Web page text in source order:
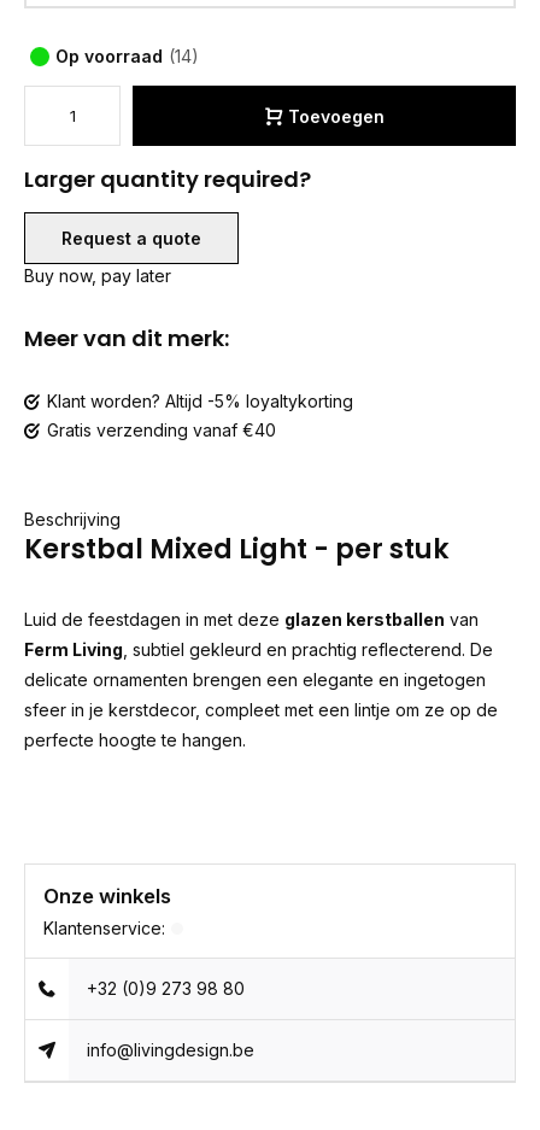
Op voorraad (14)
Toevoegen
Larger quantity required?
Request a quote
Buy now, pay later
Meer van dit merk:
Klant worden? Altijd -5% loyaltykorting
Gratis verzending vanaf €40
Beschrijving
Kerstbal Mixed Light - per stuk
Luid de feestdagen in met deze glazen kerstballen van
Ferm Living , subtiel gekleurd en prachtig reflecterend. De
delicate ornamenten brengen een elegante en ingetogen
sfeer in je kerstdecor, compleet met een lintje om ze op de
perfecte hoogte te hangen.
Onze winkels
Klantenservice:
+32 (0)9 273 98 80
info@livingdesign.be